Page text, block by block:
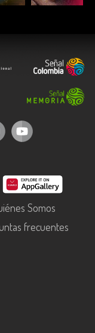
Somos
frecuentes